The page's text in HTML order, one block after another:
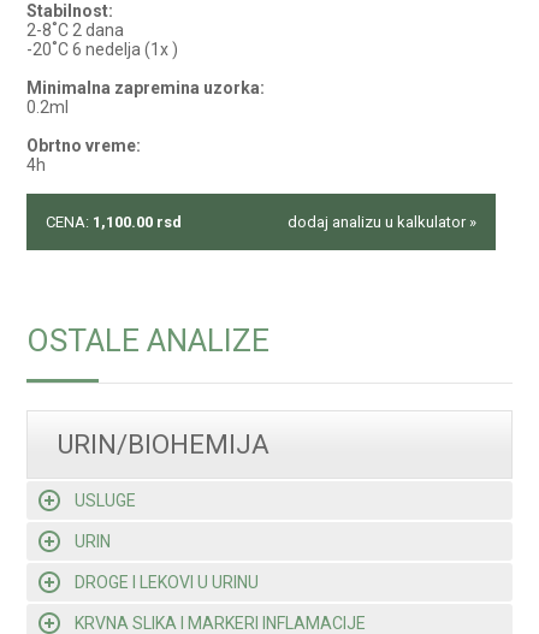
Stabilnost:
2-8˚C 2 dana
-20˚C 6 nedelja (1x )
Minimalna zapremina uzorka:
0.2ml
Obrtno vreme:
4h
CENA: 1,100.00 rsd dodaj analizu u kalkulator »
OSTALE ANALIZE
URIN/BIOHEMIJA
USLUGE
URIN
DROGE I LEKOVI U URINU
KRVNA SLIKA I MARKERI INFLAMACIJE